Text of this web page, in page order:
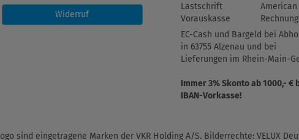
Widerruf
Lastschrift
American
Vorauskasse
EC-Cash und Bargeld bei
in 63755 Alzenau und bei
Lieferungen im Rhein-Main-
Immer 3% Skonto ab 1000,- €
IBAN-Vorkasse!
sind eingetragene Marken der VKR Holding A/S. Bilderrechte: VELUX